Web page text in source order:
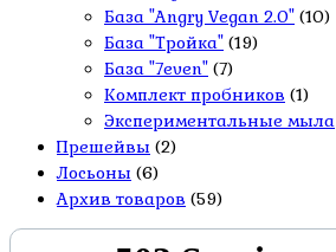
База "Angry Vegan 2.0" (10)
База "Тройка" (19)
База "7even" (7)
Комплект пробников (1)
Экспериментальные мыла
Прешейвы (2)
Лосьоны (6)
Архив товаров (59)